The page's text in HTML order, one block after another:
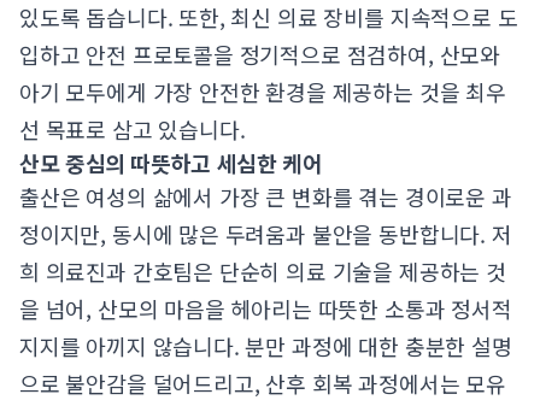
있도록 돕습니다. 또한, 최신 의료 장비를 지속적으로 도
입하고 안전 프로토콜을 정기적으로 점검하여, 산모와
아기 모두에게 가장 안전한 환경을 제공하는 것을 최우
선 목표로 삼고 있습니다.
산모 중심의 따뜻하고 세심한 케어
출산은 여성의 삶에서 가장 큰 변화를 겪는 경이로운 과
정이지만, 동시에 많은 두려움과 불안을 동반합니다. 저
희 의료진과 간호팀은 단순히 의료 기술을 제공하는 것
을 넘어, 산모의 마음을 헤아리는 따뜻한 소통과 정서적
지지를 아끼지 않습니다. 분만 과정에 대한 충분한 설명
으로 불안감을 덜어드리고, 산후 회복 과정에서는 모유